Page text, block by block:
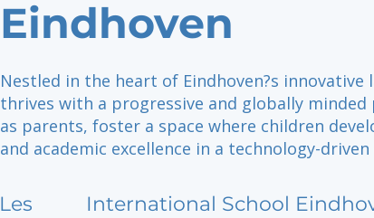
Eindhoven
Nestled in the heart of Eindhoven?s innovative
thrives with a progressive and globally minded
as parents, foster a space where children
and academic excellence in a technology-
Les
International School